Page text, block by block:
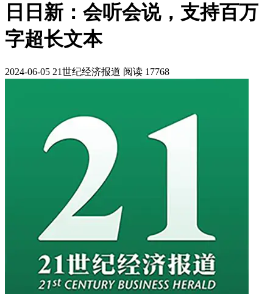
日日新：会听会说，支持百万
字超长文本
2024-06-05 21世纪经济报道 阅读 17768